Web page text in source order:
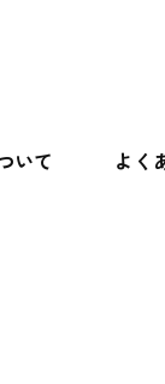
いて よく